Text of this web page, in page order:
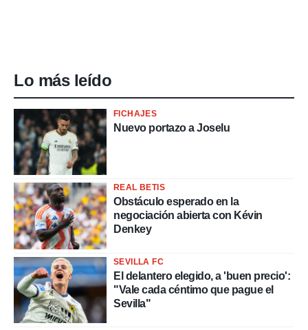
Lo más leído
FICHAJES
Nuevo portazo a Joselu
REAL BETIS
Obstáculo esperado en la
negociación abierta con Kévin
Denkey
SEVILLA FC
El delantero elegido, a 'buen precio':
"Vale cada céntimo que pague el
Sevilla"